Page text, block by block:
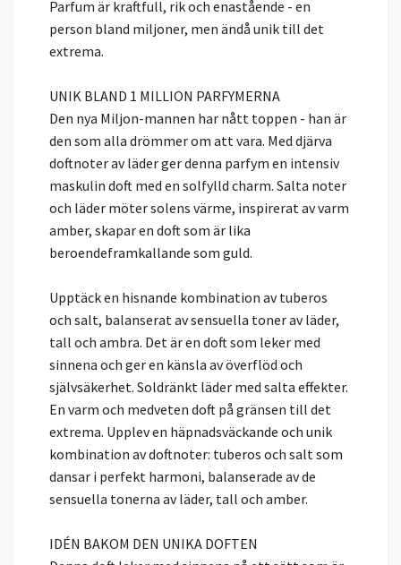
Parfum är kraftfull, rik och enastående - en
person bland miljoner, men ändå unik till det
extrema.
UNIK BLAND 1 MILLION PARFYMERNA
Den nya Miljon-mannen har nått toppen - han är
den som alla drömmer om att vara. Med djärva
doftnoter av läder ger denna parfym en intensiv
maskulin doft med en solfylld charm. Salta noter
och läder möter solens värme, inspirerat av varm
amber, skapar en doft som är lika
beroendeframkallande som guld.
Upptäck en hisnande kombination av tuberos
och salt, balanserat av sensuella toner av läder,
tall och ambra. Det är en doft som leker med
sinnena och ger en känsla av överflöd och
självsäkerhet. Soldränkt läder med salta effekter.
En varm och medveten doft på gränsen till det
extrema. Upplev en häpnadsväckande och unik
kombination av doftnoter: tuberos och salt som
dansar i perfekt harmoni, balanserade av de
sensuella tonerna av läder, tall och amber.
IDÉN BAKOM DEN UNIKA DOFTEN